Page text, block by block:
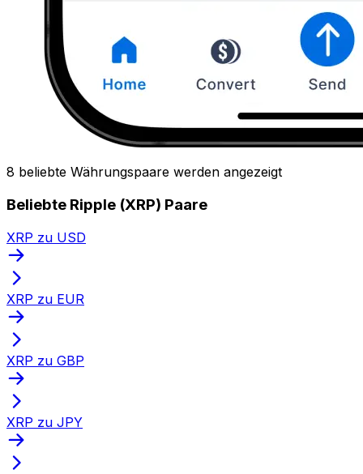
8 beliebte Währungspaare werden angezeigt
Beliebte Ripple (XRP) Paare
XRP zu USD
XRP zu EUR
XRP zu GBP
XRP zu JPY